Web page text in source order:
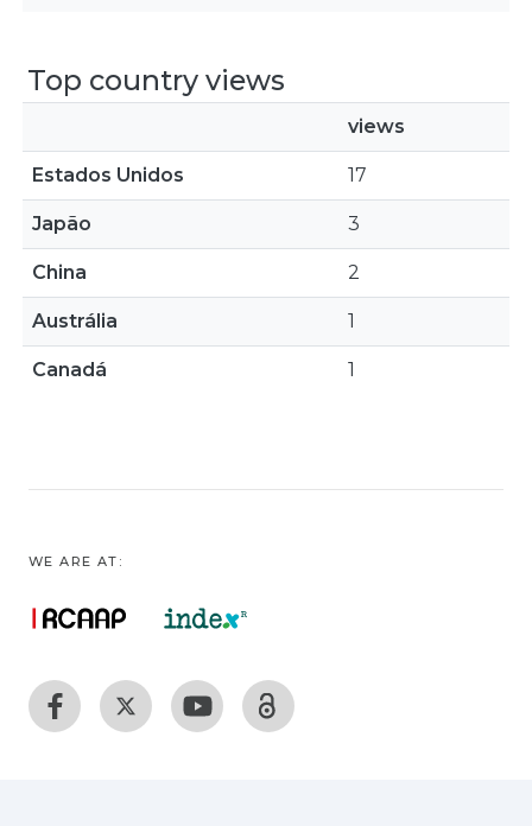
Top country views
views
Estados Unidos 17
Japão 3
China 2
Austrália 1
Canadá 1
WE ARE AT: